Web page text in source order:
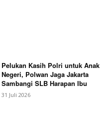
Pelukan Kasih Polri untuk Anak
Negeri, Polwan Jaga Jakarta
Sambangi SLB Harapan Ibu
31 Juli 2026